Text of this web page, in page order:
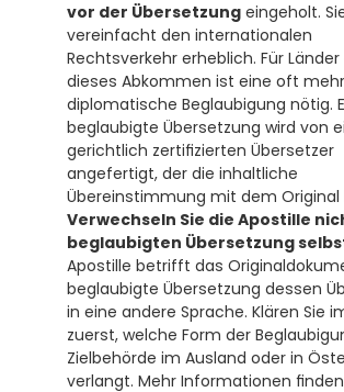
vor der Übersetzung eingeholt.
vereinfacht den internationalen
Rechtsverkehr erheblich. Für
dieses Abkommen ist eine oft
diplomatische Beglaubigung nötig.
beglaubigte Übersetzung wird von
gerichtlich zertifizierten Übersetzer
angefertigt, der die inhaltliche
Verwechseln Sie die Apostille
beglaubigten Übersetzung
Apostille betrifft das
beglaubigte Übersetzung dessen
in eine andere Sprache. Klären Sie
zuerst, welche Form der
Zielbehörde im Ausland oder in